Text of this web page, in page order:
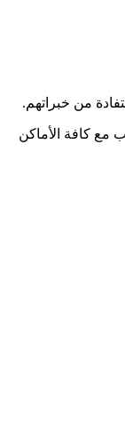
من خبراتهم.
مع كافة الأماكن